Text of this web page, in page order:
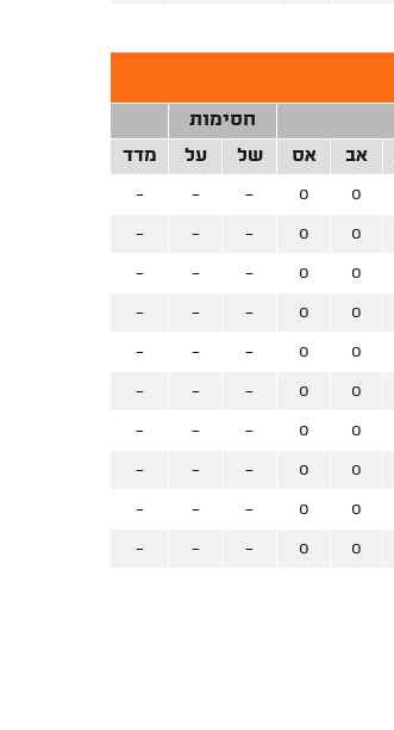
חסימות
אב אס של על מדד
0
0
-
-
-
0
0
-
-
-
0
0
-
-
-
0
0
-
-
-
0
0
-
-
-
0
0
-
-
-
0
0
-
-
-
0
0
-
-
-
0
0
-
-
-
0
0
-
-
-